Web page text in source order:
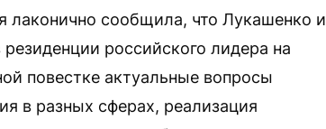
лаконично сообщила, что Лукашенко и
российского лидера на
повестке актуальные вопросы
в разных сферах, реализация